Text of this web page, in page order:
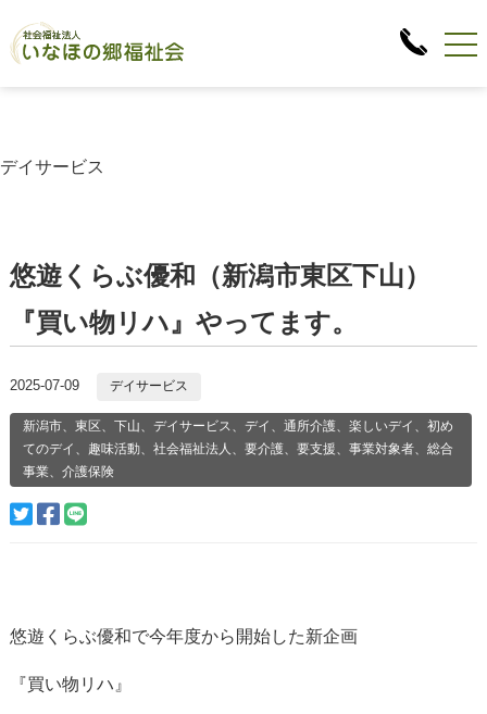
デイサービス
悠遊くらぶ優和（新潟市東区下山）
『買い物リハ』やってます。
2025-07-09 デイサービス
新潟市、東区、下山、デイサービス、デイ、通所介護、楽しいデイ、初め
てのデイ、趣味活動、社会福祉法人、要介護、要支援、事業対象者、総合
事業、介護保険
悠遊くらぶ優和で今年度から開始した新企画
『買い物リハ』